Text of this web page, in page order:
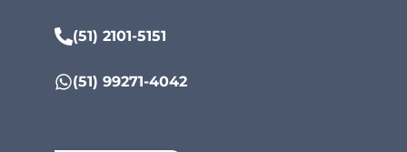
(51) 2101-5151
(51) 99271-4042